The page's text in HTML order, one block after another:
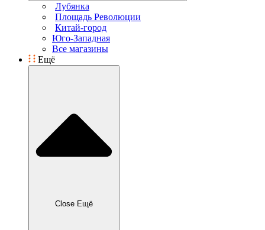
Лубянка
Площадь Революции
Китай-город
Юго-Западная
Все магазины
Ещё
Close Ещё